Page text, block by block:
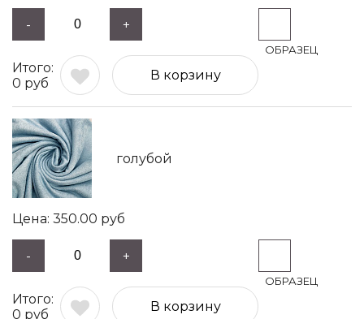
- +
0 руб
В корзину
голубой
350.00 руб
- +
0 руб
В корзину